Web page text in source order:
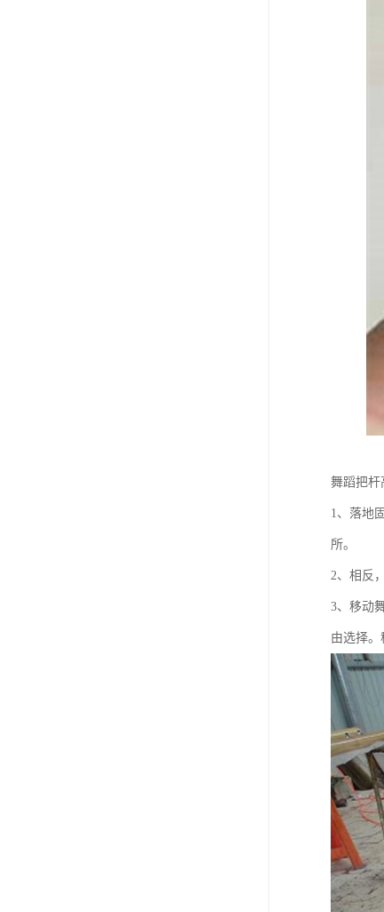
舞蹈把杆
1、落地
所。
2、相反
3、移动
由选择。